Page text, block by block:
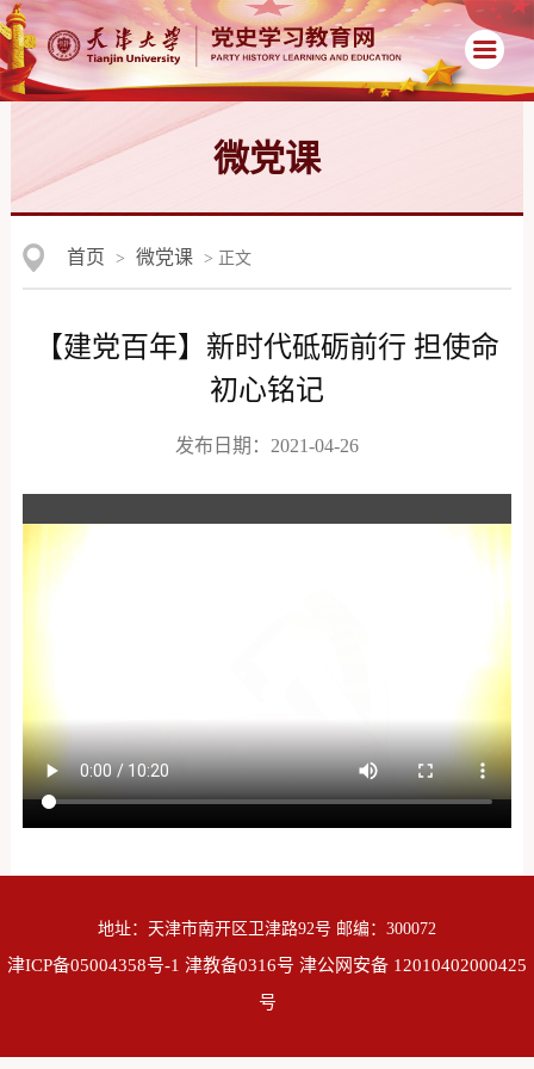
微党课
首页 > 微党课 > 正文
【建党百年】新时代砥砺前行 担使命
初心铭记
发布日期：2021-04-26
地址：天津市南开区卫津路92号 邮编：300072
津ICP备05004358号-1 津教备0316号 津公网安备 12010402000425
号